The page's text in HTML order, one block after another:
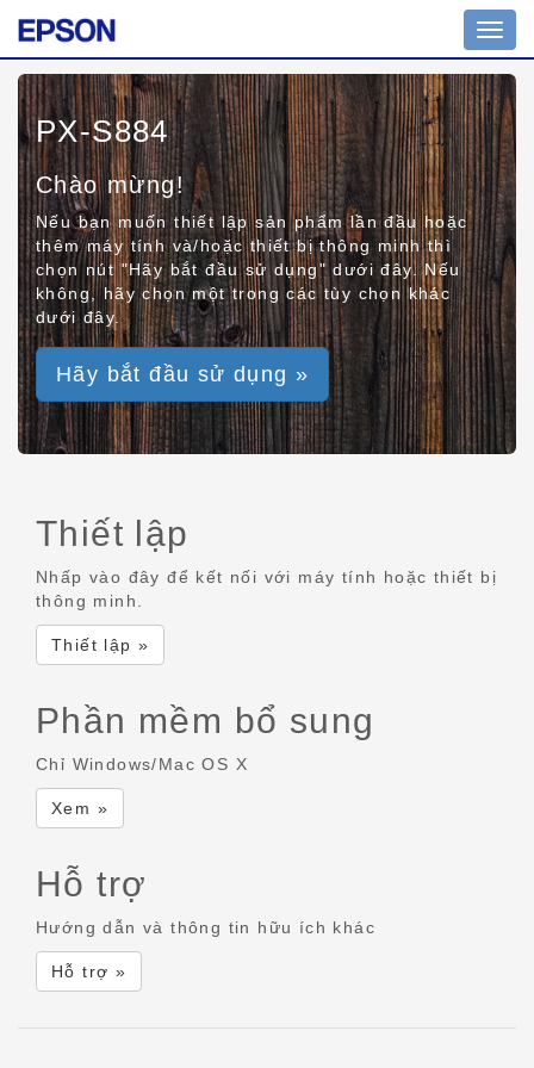
PX-S884
Chào mừng!
Nếu bạn muốn thiết lập sản phẩm lần đầu hoặc
thêm máy tính và/hoặc thiết bị thông minh thì
chọn nút "Hãy bắt đầu sử dụng" dưới đây. Nếu
không, hãy chọn một trong các tùy chọn khác
dưới đây.
Hãy bắt đầu sử dụng »
Thiết lập
Nhấp vào đây để kết nối với máy tính hoặc thiết bị
thông minh.
Thiết lập »
Phần mềm bổ sung
Chỉ Windows/Mac OS X
Xem »
Hỗ trợ
Hướng dẫn và thông tin hữu ích khác
Hỗ trợ »